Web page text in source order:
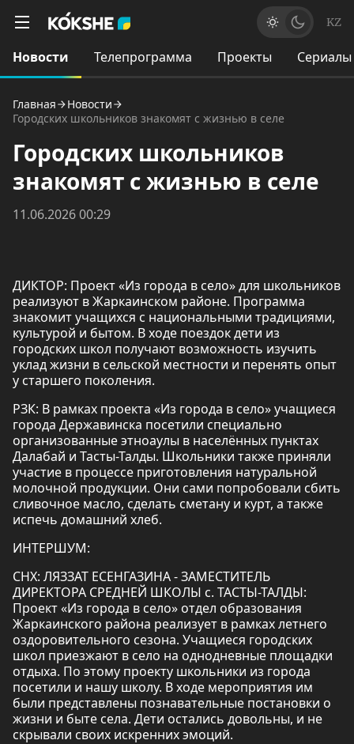
KZ
Новости Телепрограмма Проекты Сериалы
Главная
Новости
Городских школьников знакомят с жизнью в селе
Городских школьников
знакомят с жизнью в селе
11.06.2026 00:29
ДИКТОР: Проект «Из города в село» для школьников
реализуют в Жаркаинском районе. Программа
знакомит учащихся с национальными традициями,
культурой и бытом. В ходе поездок дети из
городских школ получают возможность изучить
уклад жизни в сельской местности и перенять опыт
у старшего поколения.
РЗК: В рамках проекта «Из города в село» учащиеся
города Державинска посетили специально
организованные этноаулы в населённых пунктах
Далабай и Тасты-Талды. Школьники также приняли
участие в процессе приготовления натуральной
молочной продукции. Они сами попробовали сбить
сливочное масло, сделать сметану и курт, а также
испечь домашний хлеб.
ИНТЕРШУМ:
СНХ: ЛЯЗЗАТ ЕСЕНГАЗИНА - ЗАМЕСТИТЕЛЬ
ДИРЕКТОРА СРЕДНЕЙ ШКОЛЫ с. ТАСТЫ-ТАЛДЫ:
Проект «Из города в село» отдел образования
Жаркаинского района реализует в рамках летнего
оздоровительного сезона. Учащиеся городских
школ приезжают в село на однодневные площадки
отдыха. По этому проекту школьники из города
посетили и нашу школу. В ходе мероприятия им
были представлены познавательные постановки о
жизни и быте села. Дети остались довольны, и не
скрывали своих искренних эмоций.